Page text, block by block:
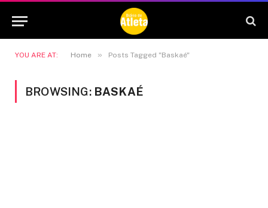
YOU ARE AT: Home » Posts Tagged "Baskaé"
BROWSING: BASKAÉ